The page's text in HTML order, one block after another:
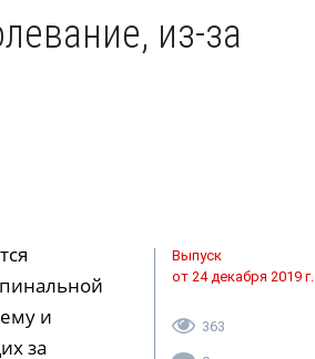
из-за
и
за
Выпуск
от 24 декабря 2019 г.
363